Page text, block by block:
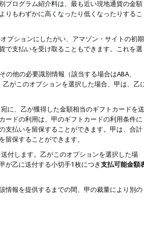
プログラム紹介料は、最も近い現地通貨の金額
もわずかに高くなったり低くなったりするこ
プションにしたがい、アマゾン・サイトの初期
で支払いを受け取ることもできます。これを選
他の必要識別情報（該当する場合はABA、
がこのオプションを選択した場合、甲は、乙
に、乙が獲得した金額相当のギフトカードを送
ードの利用は、甲のギフトカードの利用条件に
支払いを留保することができます。甲は、合計
保することができます。
付します。乙がこのオプションを選択した場
が乙に送付する小切手1枚につき支払可能金額
情報を提供するまでの間、甲の裁量により別の